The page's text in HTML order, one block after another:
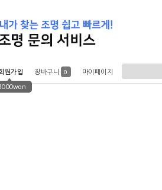
원가입
장바구니 0 마이페이지